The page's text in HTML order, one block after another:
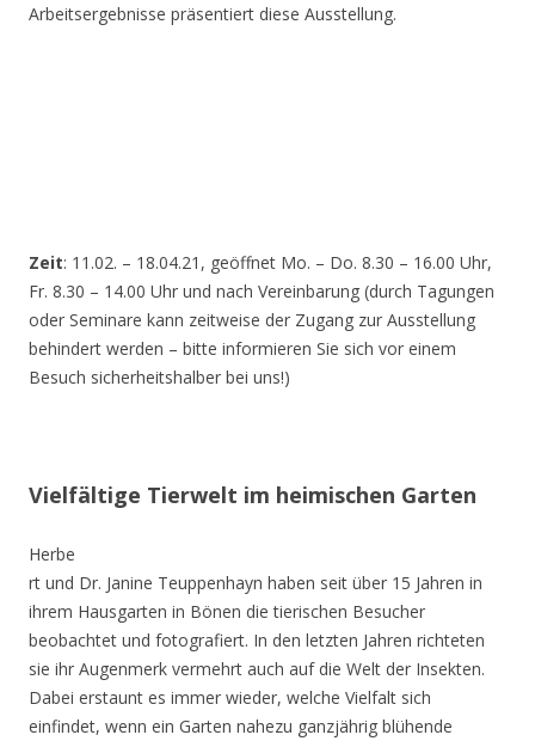
Arbeitsergebnisse präsentiert diese Ausstellung.
Zeit: 11.02. – 18.04.21, geöffnet Mo. – Do. 8.30 – 16.00 Uhr,
Fr. 8.30 – 14.00 Uhr und nach Vereinbarung (durch Tagungen
oder Seminare kann zeitweise der Zugang zur Ausstellung
behindert werden – bitte informieren Sie sich vor einem
Besuch sicherheitshalber bei uns!)
Vielfältige Tierwelt im heimischen Garten
Herbe
rt und Dr. Janine Teuppenhayn haben seit über 15 Jahren in
ihrem Hausgarten in Bönen die tierischen Besucher
beobachtet und fotografiert. In den letzten Jahren richteten
sie ihr Augenmerk vermehrt auch auf die Welt der Insekten.
Dabei erstaunt es immer wieder, welche Vielfalt sich
einfindet, wenn ein Garten nahezu ganzjährig blühende